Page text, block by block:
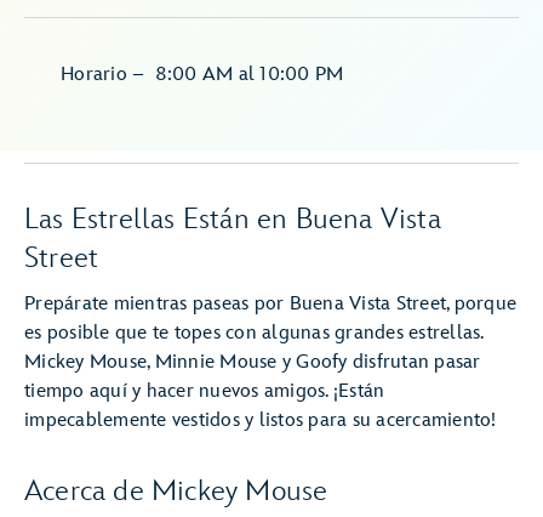
Horario – 8:00 AM al 10:00 PM
Las Estrellas Están en Buena Vista
Street
Prepárate mientras paseas por Buena Vista Street, porque
es posible que te topes con algunas grandes estrellas.
Mickey Mouse, Minnie Mouse y Goofy disfrutan pasar
tiempo aquí y hacer nuevos amigos. ¡Están
impecablemente vestidos y listos para su acercamiento!
Acerca de Mickey Mouse